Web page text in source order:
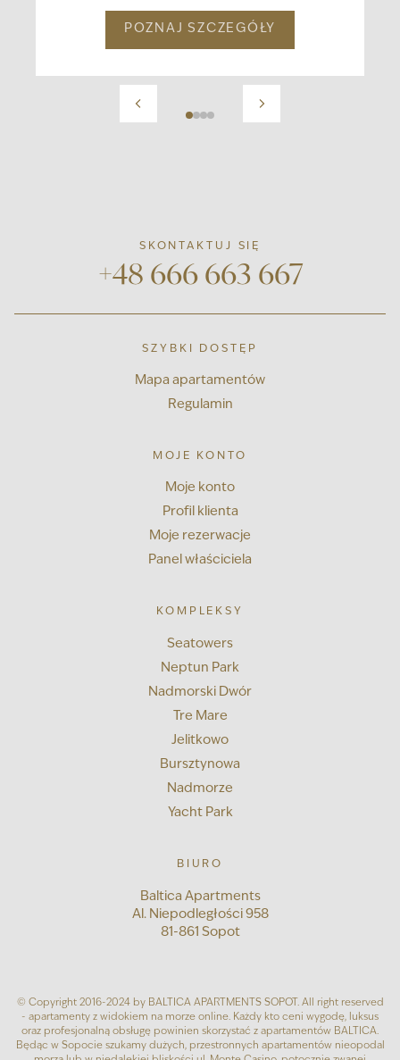
POZNAJ SZCZEGÓŁY
SZYBKI DOSTĘP
Mapa apartamentów
Regulamin
MOJE KONTO
Moje konto
Profil klienta
Moje rezerwacje
Panel właściciela
KOMPLEKSY
Seatowers
Neptun Park
Nadmorski Dwór
Tre Mare
Jelitkowo
Bursztynowa
Nadmorze
Yacht Park
BIURO
Baltica Apartments
Al. Niepodległości 958
81-861 Sopot
SKONTAKTUJ SIĘ
+48 666 663 667
© Copyright 2016-2024 by BALTICA APARTMENTS SOPOT. All right reserved
- apartamenty z widokiem na morze online. Każdy kto ceni wygodę, luksus
oraz profesjonalną obsługę powinien skorzystać z apartamentów BALTICA.
Będąc w Sopocie szukamy dużych, przestronnych apartamentów nieopodal